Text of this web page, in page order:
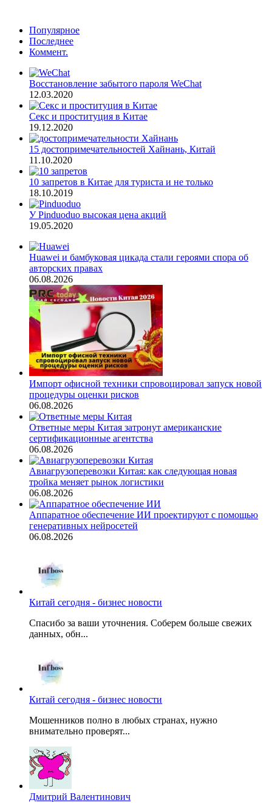
Популярное
Последнее
Коммент.
Восстановление забытого пароля WeChat
12.03.2020
Секс и проституция в Китае
19.12.2020
15 достопримечательностей Хайнань, Китай
11.10.2020
10 запретов в Китае для туриста и не только
18.10.2019
У Pinduoduo высокая цена акций
19.05.2020
Huawei и бамбуковая цикада стали героями спора об
авторских правах
06.08.2026
Импорт офисной техники спровоцировал запуск новой
процедуры оценки рисков
06.08.2026
Ответные меры Китая затронут американские
сертификационные агентства
06.08.2026
Авиагрузоперевозки Китая: как следующая новая
тройка меняет рынок логистики
06.08.2026
Аппаратное обеспечение ИИ проектируют с помощью
генеративных нейросетей
06.08.2026
Китай сегодня - бизнес новости
Спасибо за ваши уточнения. Соберем больше свежих
данных, обн...
Китай сегодня - бизнес новости
Мошенников полно в любых странах, нужно
внимательно проверят...
Дмитрий Валентинович